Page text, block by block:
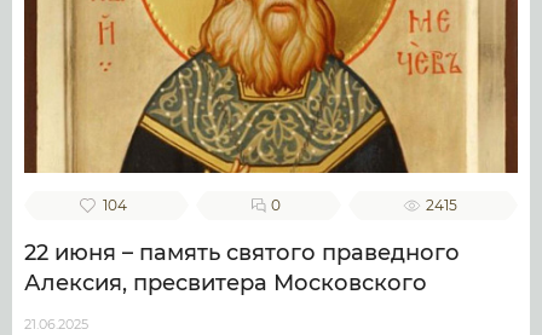
104 0 2415
22 июня – память святого праведного
Алексия, пресвитера Московского
21.06.2025